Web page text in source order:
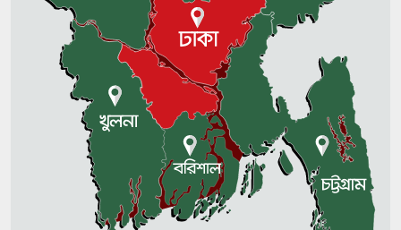
আমরা শৃগালের হাতে মুরগি তুলে
দেওয়ার মতো ভুল করেছি: রেজাউল
করীম